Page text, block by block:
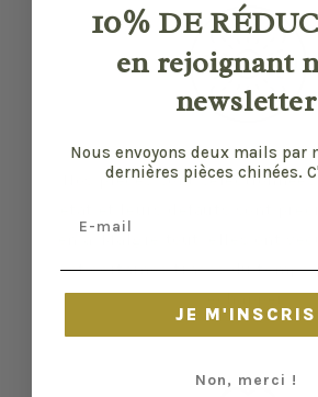
Nos pièces sont
et certaines traces du temps
échapper.
10% DE
en rejoignant
newsletter
Nous envoyons deux mails par
dernières pièces chinées.
JE M'INSCRIS
Non, merci !